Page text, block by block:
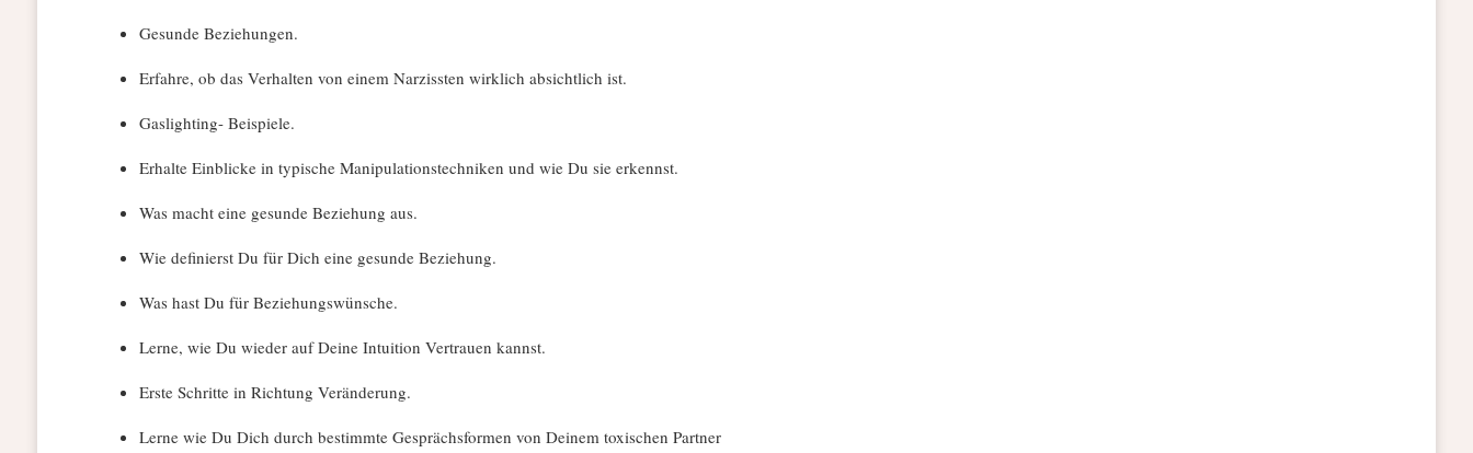
Gesunde Beziehungen.
Erfahre, ob das Verhalten von einem Narzissten wirklich absichtlich ist.
Gaslighting- Beispiele.
Erhalte Einblicke in typische Manipulationstechniken und wie Du sie erkennst.
Was macht eine gesunde Beziehung aus.
Wie definierst Du für Dich eine gesunde Beziehung.
Was hast Du für Beziehungswünsche.
Lerne, wie Du wieder auf Deine Intuition Vertrauen kannst.
Erste Schritte in Richtung Veränderung.
Lerne wie Du Dich durch bestimmte Gesprächsformen von Deinem toxischen Partner